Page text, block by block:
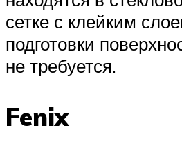
сетке с клейким
подготовки
не требуется.
Fenix